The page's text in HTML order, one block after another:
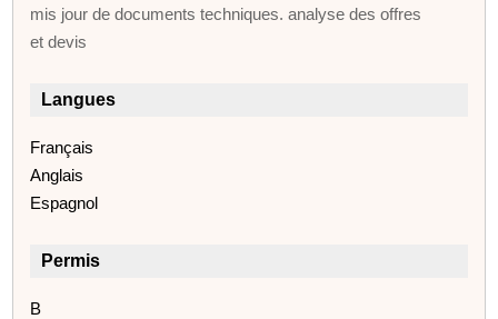
mis jour de documents techniques. analyse des offres
et devis
Langues
Français
Anglais
Espagnol
Permis
B